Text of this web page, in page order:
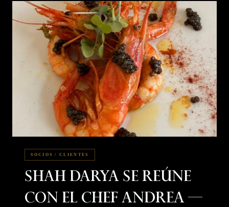
SOCIOS / CLIENTES
Shah Darya Se Reúne
Con El Chef Andrea —